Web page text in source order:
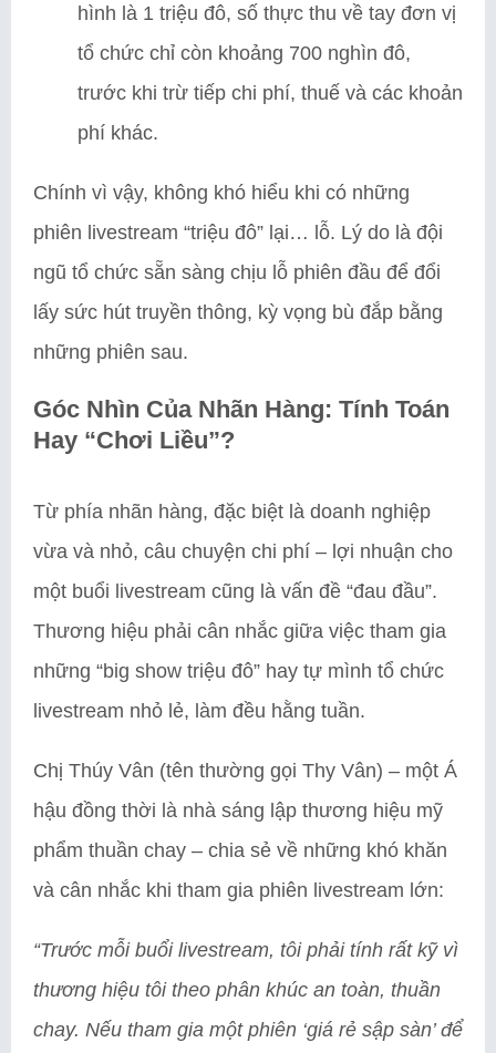
hình là 1 triệu đô, số thực thu về tay đơn vị
tổ chức chỉ còn khoảng 700 nghìn đô,
trước khi trừ tiếp chi phí, thuế và các khoản
phí khác.
Chính vì vậy, không khó hiểu khi có những
phiên livestream “triệu đô” lại… lỗ. Lý do là đội
ngũ tổ chức sẵn sàng chịu lỗ phiên đầu để đổi
lấy sức hút truyền thông, kỳ vọng bù đắp bằng
những phiên sau.
Góc Nhìn Của Nhãn Hàng: Tính Toán
Hay “Chơi Liều”?
Từ phía nhãn hàng, đặc biệt là doanh nghiệp
vừa và nhỏ, câu chuyện chi phí – lợi nhuận cho
một buổi livestream cũng là vấn đề “đau đầu”.
Thương hiệu phải cân nhắc giữa việc tham gia
những “big show triệu đô” hay tự mình tổ chức
livestream nhỏ lẻ, làm đều hằng tuần.
Chị Thúy Vân (tên thường gọi Thy Vân) – một Á
hậu đồng thời là nhà sáng lập thương hiệu mỹ
phẩm thuần chay – chia sẻ về những khó khăn
và cân nhắc khi tham gia phiên livestream lớn:
“Trước mỗi buổi livestream, tôi phải tính rất kỹ vì
thương hiệu tôi theo phân khúc an toàn, thuần
chay. Nếu tham gia một phiên ‘giá rẻ sập sàn’ để